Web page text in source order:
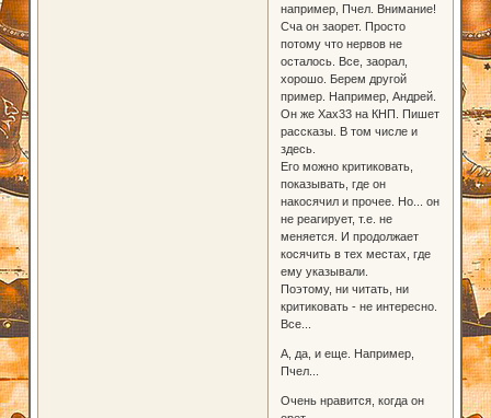
например, Пчел. Внимание!
Сча он заорет. Просто
потому что нервов не
осталось. Все, заорал,
хорошо. Берем другой
пример. Например, Андрей.
Он же Хах33 на КНП. Пишет
рассказы. В том числе и
здесь.
Его можно критиковать,
показывать, где он
накосячил и прочее. Но... он
не реагирует, т.е. не
меняется. И продолжает
косячить в тех местах, где
ему указывали.
Поэтому, ни читать, ни
критиковать - не интересно.
Все...
А, да, и еще. Например,
Пчел...
Очень нравится, когда он